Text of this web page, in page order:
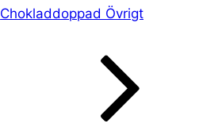
Chokladdoppad Övrigt